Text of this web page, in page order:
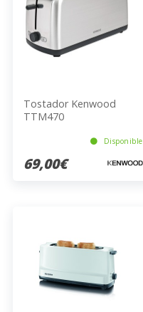
Tostador Kenwood
TTM470
Disponible
69,00€